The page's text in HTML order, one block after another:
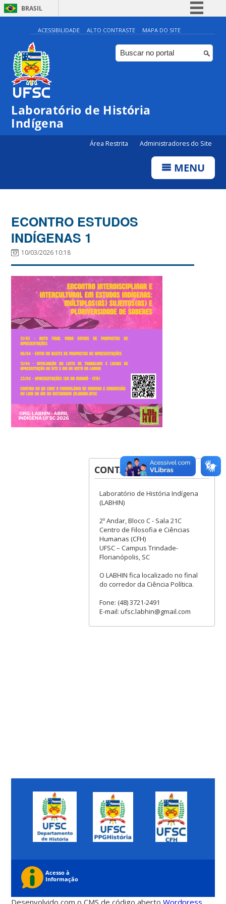
BRASIL
Simplifique!
Comunica BR
Participe
Canais
ACESSIBILIDADE ALTO CONTRASTE MAPA DO SITE
Laboratório de História
Indígena
Área Restrita Administradores do Site
MENU
ECONTRO ESTUDOS
INDÍGENAS 1
10/03/2026 10:18
CONTATOS
Laboratório de História Indígena
(LABHIN)
2º Andar, Bloco C - Sala 21C
Centro de Filosofia e Ciências
Humanas (CFH)
UFSC – Campus Trindade-
Florianópolis, SC
O LABHIN fica localizado no final
do corredor da Ciência Política.
Fone: (48) 3721-2491
E-mail: ufsc.labhin@gmail.com